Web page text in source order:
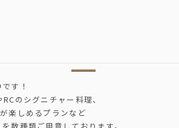
す！
のシグニチャー料理、
楽しめるプランなど
数種類ご用意しております。